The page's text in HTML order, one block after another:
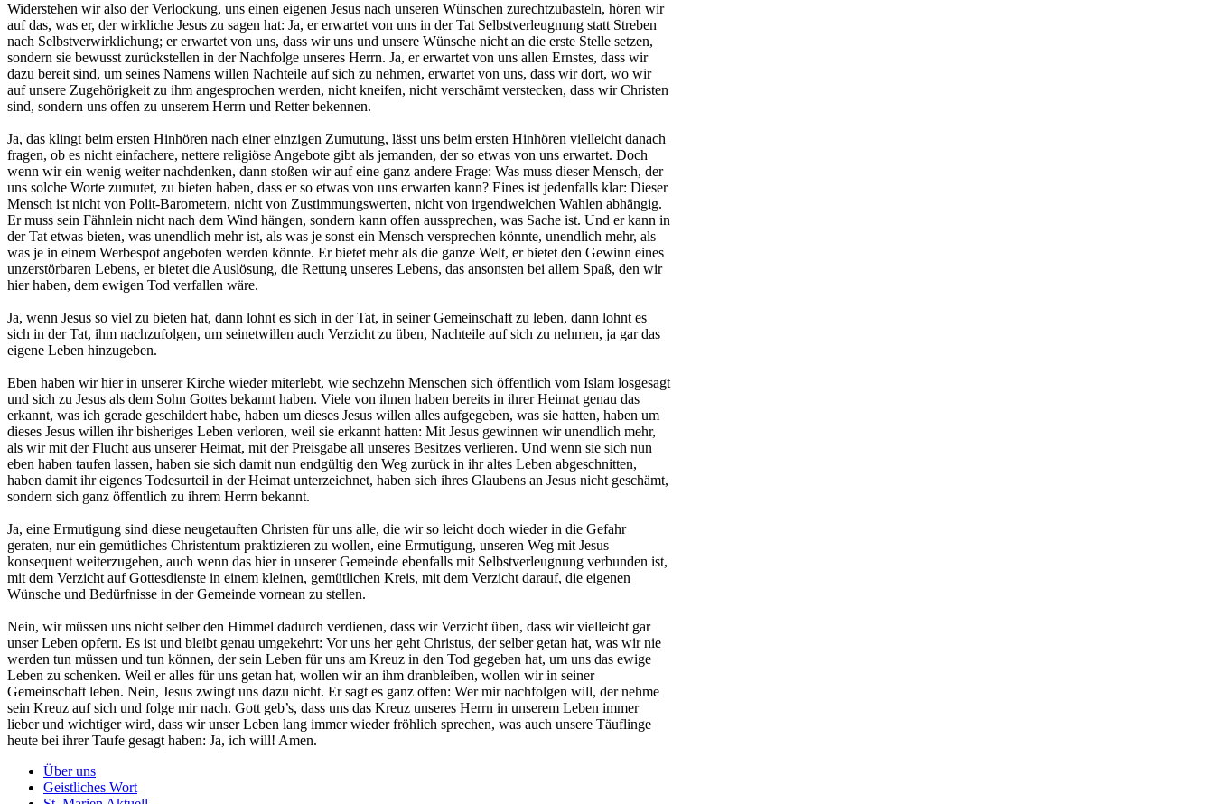
Widerstehen wir also der Verlockung, uns einen eigenen Jesus nach unseren Wünschen zurechtzubasteln, hören wir
auf das, was er, der wirkliche Jesus zu sagen hat: Ja, er erwartet von uns in der Tat Selbstverleugnung statt Streben
nach Selbstverwirklichung; er erwartet von uns, dass wir uns und unsere Wünsche nicht an die erste Stelle setzen,
sondern sie bewusst zurückstellen in der Nachfolge unseres Herrn. Ja, er erwartet von uns allen Ernstes, dass wir
dazu bereit sind, um seines Namens willen Nachteile auf sich zu nehmen, erwartet von uns, dass wir dort, wo wir
auf unsere Zugehörigkeit zu ihm angesprochen werden, nicht kneifen, nicht verschämt verstecken, dass wir Christen
sind, sondern uns offen zu unserem Herrn und Retter bekennen.
Ja, das klingt beim ersten Hinhören nach einer einzigen Zumutung, lässt uns beim ersten Hinhören vielleicht danach
fragen, ob es nicht einfachere, nettere religiöse Angebote gibt als jemanden, der so etwas von uns erwartet. Doch
wenn wir ein wenig weiter nachdenken, dann stoßen wir auf eine ganz andere Frage: Was muss dieser Mensch, der
uns solche Worte zumutet, zu bieten haben, dass er so etwas von uns erwarten kann? Eines ist jedenfalls klar: Dieser
Mensch ist nicht von Polit-Barometern, nicht von Zustimmungswerten, nicht von irgendwelchen Wahlen abhängig.
Er muss sein Fähnlein nicht nach dem Wind hängen, sondern kann offen aussprechen, was Sache ist. Und er kann in
der Tat etwas bieten, was unendlich mehr ist, als was je sonst ein Mensch versprechen könnte, unendlich mehr, als
was je in einem Werbespot angeboten werden könnte. Er bietet mehr als die ganze Welt, er bietet den Gewinn eines
unzerstörbaren Lebens, er bietet die Auslösung, die Rettung unseres Lebens, das ansonsten bei allem Spaß, den wir
hier haben, dem ewigen Tod verfallen wäre.
Ja, wenn Jesus so viel zu bieten hat, dann lohnt es sich in der Tat, in seiner Gemeinschaft zu leben, dann lohnt es
sich in der Tat, ihm nachzufolgen, um seinetwillen auch Verzicht zu üben, Nachteile auf sich zu nehmen, ja gar das
eigene Leben hinzugeben.
Eben haben wir hier in unserer Kirche wieder miterlebt, wie sechzehn Menschen sich öffentlich vom Islam losgesagt
und sich zu Jesus als dem Sohn Gottes bekannt haben. Viele von ihnen haben bereits in ihrer Heimat genau das
erkannt, was ich gerade geschildert habe, haben um dieses Jesus willen alles aufgegeben, was sie hatten, haben um
dieses Jesus willen ihr bisheriges Leben verloren, weil sie erkannt hatten: Mit Jesus gewinnen wir unendlich mehr,
als wir mit der Flucht aus unserer Heimat, mit der Preisgabe all unseres Besitzes verlieren. Und wenn sie sich nun
eben haben taufen lassen, haben sie sich damit nun endgültig den Weg zurück in ihr altes Leben abgeschnitten,
haben damit ihr eigenes Todesurteil in der Heimat unterzeichnet, haben sich ihres Glaubens an Jesus nicht geschämt,
sondern sich ganz öffentlich zu ihrem Herrn bekannt.
Ja, eine Ermutigung sind diese neugetauften Christen für uns alle, die wir so leicht doch wieder in die Gefahr
geraten, nur ein gemütliches Christentum praktizieren zu wollen, eine Ermutigung, unseren Weg mit Jesus
konsequent weiterzugehen, auch wenn das hier in unserer Gemeinde ebenfalls mit Selbstverleugnung verbunden ist,
mit dem Verzicht auf Gottesdienste in einem kleinen, gemütlichen Kreis, mit dem Verzicht darauf, die eigenen
Wünsche und Bedürfnisse in der Gemeinde vornean zu stellen.
Nein, wir müssen uns nicht selber den Himmel dadurch verdienen, dass wir Verzicht üben, dass wir vielleicht gar
unser Leben opfern. Es ist und bleibt genau umgekehrt: Vor uns her geht Christus, der selber getan hat, was wir nie
werden tun müssen und tun können, der sein Leben für uns am Kreuz in den Tod gegeben hat, um uns das ewige
Leben zu schenken. Weil er alles für uns getan hat, wollen wir an ihm dranbleiben, wollen wir in seiner
Gemeinschaft leben. Nein, Jesus zwingt uns dazu nicht. Er sagt es ganz offen: Wer mir nachfolgen will, der nehme
sein Kreuz auf sich und folge mir nach. Gott geb’s, dass uns das Kreuz unseres Herrn in unserem Leben immer
lieber und wichtiger wird, dass wir unser Leben lang immer wieder fröhlich sprechen, was auch unsere Täuflinge
heute bei ihrer Taufe gesagt haben: Ja, ich will! Amen.
Über uns
Geistliches Wort